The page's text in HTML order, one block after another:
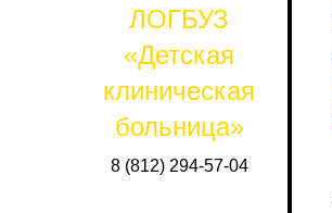
ЛОГБУЗ
«Детская
клиническая
больница»
8 (812) 294-57-04